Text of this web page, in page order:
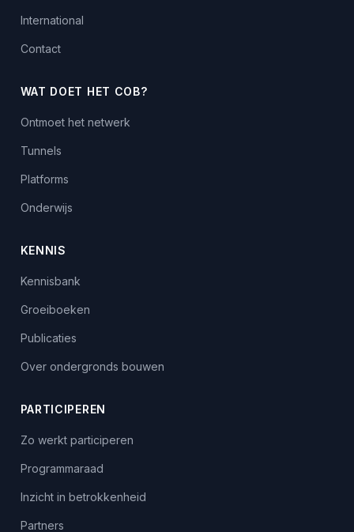
International
Contact
WAT DOET HET COB?
Ontmoet het netwerk
Tunnels
Platforms
Onderwijs
KENNIS
Kennisbank
Groeiboeken
Publicaties
Over ondergronds bouwen
PARTICIPEREN
Zo werkt participeren
Programmaraad
Inzicht in betrokkenheid
Partners